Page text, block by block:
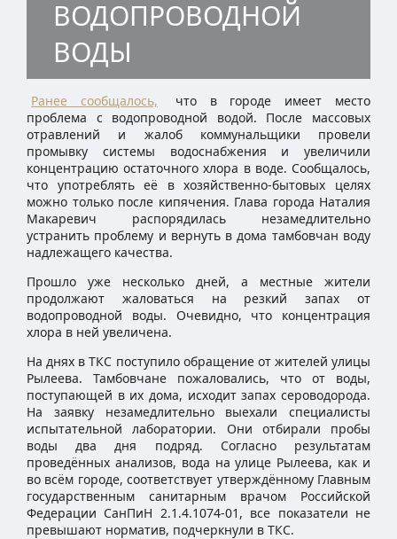
ВОДОПРОВОДНОЙ
ВОДЫ
Ранее сообщалось,
что в городе имеет место
проблема с водопроводной водой. После массовых
отравлений и жалоб коммунальщики провели
промывку системы водоснабжения и увеличили
концентрацию остаточного хлора в воде. Сообщалось,
что употреблять её в хозяйственно-бытовых целях
можно только после кипячения. Глава города Наталия
Макаревич распорядилась незамедлительно
устранить проблему и вернуть в дома тамбовчан воду
надлежащего качества.
Прошло уже несколько дней, а местные жители
продолжают жаловаться на резкий запах от
водопроводной воды. Очевидно, что концентрация
хлора в ней увеличена.
На днях в ТКС поступило обращение от жителей улицы
Рылеева. Тамбовчане пожаловались, что от воды,
поступающей в их дома, исходит запах сероводорода.
На заявку незамедлительно выехали специалисты
испытательной лаборатории. Они отбирали пробы
воды два дня подряд. Согласно результатам
проведённых анализов, вода на улице Рылеева, как и
во всём городе, соответствует утверждённому Главным
государственным санитарным врачом Российской
Федерации СанПиН 2.1.4.1074-01, все показатели не
превышают норматив, подчеркнули в ТКС.